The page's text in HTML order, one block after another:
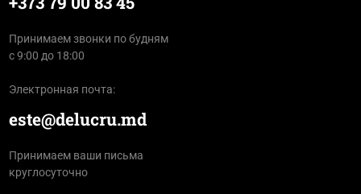
Принимаем звонки по будням
с 9:00 до 18:00
Электронная почта:
este@delucru.md
Принимаем ваши письма
круглосуточно